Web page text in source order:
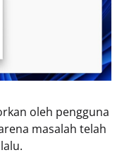
oleh pengguna
masalah telah